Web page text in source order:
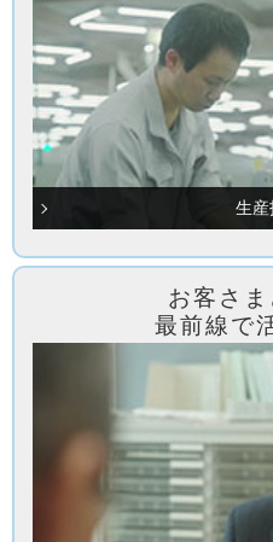
生産
お客さ
最前線で